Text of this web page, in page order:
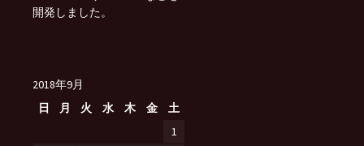
開発しました。
2018年9月
日
月 火 水 木 金
土
1